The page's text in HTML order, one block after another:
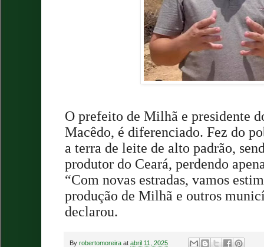
O prefeito de Milhã e presidente
Macêdo, é diferenciado. Fez do
a terra de leite de alto padrão,
produtor do Ceará, perdendo
“Com novas estradas, vamos
produção de Milhã e outros
declarou.
By robertomoreira at abril 11, 2025